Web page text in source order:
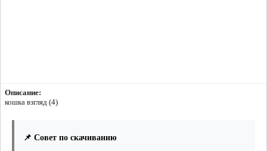
Описание:
кошка взгляд (4)
📌 Совет по скачиванию